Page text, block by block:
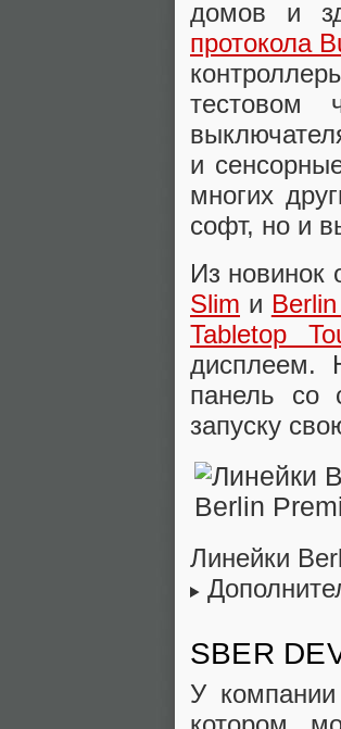
домов и
протокола
тестовом
и
многих
софт, но и
Из новинок
Slim и
Tabletop
дисплеем.
панель со
запуску
Линейки
SBER
У компании